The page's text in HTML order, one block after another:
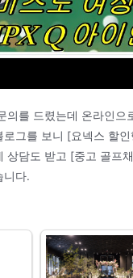
의를 드렸는데 온라인으
로그를 보니 [요넥스 할
상담도 받고 [중고 골프
니다.